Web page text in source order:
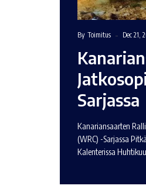
By Toimitus Dec 21,
Sarjassa
Kanariansaarten
(WRC) -sarjassa
Kalenterissa